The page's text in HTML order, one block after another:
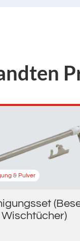
& Pulver